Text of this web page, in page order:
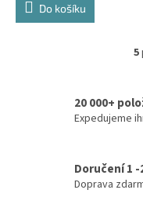
Do košíku
5
20 000+
Expedujeme
Doručení 1
Doprava